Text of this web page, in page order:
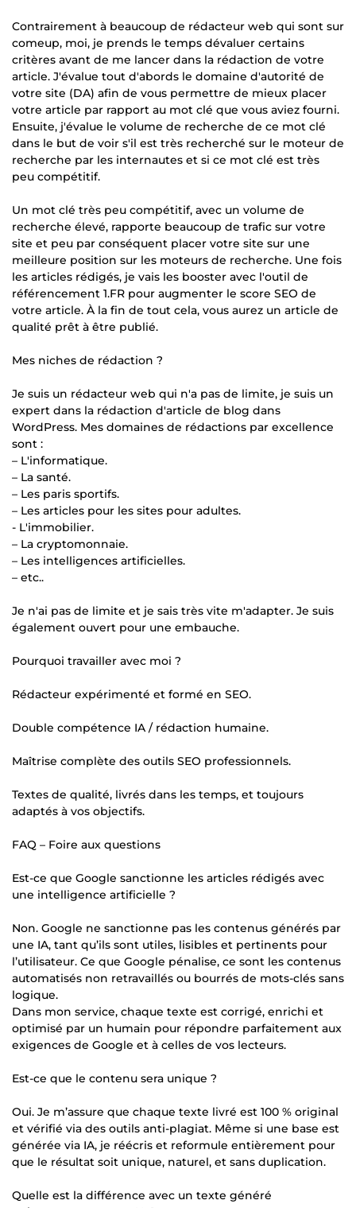
Contrairement à beaucoup de rédacteur web qui sont sur
comeup, moi, je prends le temps dévaluer certains
critères avant de me lancer dans la rédaction de votre
article. J'évalue tout d'abords le domaine d'autorité de
votre site (DA) afin de vous permettre de mieux placer
votre article par rapport au mot clé que vous aviez fourni.
Ensuite, j'évalue le volume de recherche de ce mot clé
dans le but de voir s'il est très recherché sur le moteur de
recherche par les internautes et si ce mot clé est très
peu compétitif.
Un mot clé très peu compétitif, avec un volume de
recherche élevé, rapporte beaucoup de trafic sur votre
site et peu par conséquent placer votre site sur une
meilleure position sur les moteurs de recherche. Une fois
les articles rédigés, je vais les booster avec l'outil de
référencement 1.FR pour augmenter le score SEO de
votre article. À la fin de tout cela, vous aurez un article de
qualité prêt à être publié.
Mes niches de rédaction ?
Je suis un rédacteur web qui n'a pas de limite, je suis un
expert dans la rédaction d'article de blog dans
WordPress. Mes domaines de rédactions par excellence
sont :
– L'informatique.
– La santé.
– Les paris sportifs.
– Les articles pour les sites pour adultes.
- L'immobilier.
– La cryptomonnaie.
– Les intelligences artificielles.
– etc..
Je n'ai pas de limite et je sais très vite m'adapter. Je suis
également ouvert pour une embauche.
Pourquoi travailler avec moi ?
Rédacteur expérimenté et formé en SEO.
Double compétence IA / rédaction humaine.
Maîtrise complète des outils SEO professionnels.
Textes de qualité, livrés dans les temps, et toujours
adaptés à vos objectifs.
FAQ – Foire aux questions
Est-ce que Google sanctionne les articles rédigés avec
une intelligence artificielle ?
Non. Google ne sanctionne pas les contenus générés par
une IA, tant qu’ils sont utiles, lisibles et pertinents pour
l’utilisateur. Ce que Google pénalise, ce sont les contenus
automatisés non retravaillés ou bourrés de mots-clés sans
logique.
Dans mon service, chaque texte est corrigé, enrichi et
optimisé par un humain pour répondre parfaitement aux
exigences de Google et à celles de vos lecteurs.
Est-ce que le contenu sera unique ?
Oui. Je m’assure que chaque texte livré est 100 % original
et vérifié via des outils anti-plagiat. Même si une base est
générée via IA, je réécris et reformule entièrement pour
que le résultat soit unique, naturel, et sans duplication.
Quelle est la différence avec un texte généré